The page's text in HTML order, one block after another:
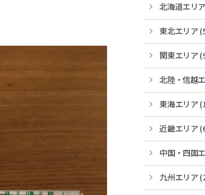
北海道エリ
東北エリア
関東エリア
北陸・信越
東海エリア
近畿エリア
中国・四国
九州エリア